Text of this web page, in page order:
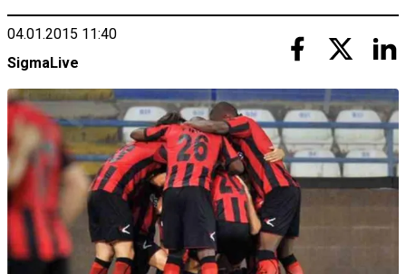
04.01.2015 11:40
SigmaLive